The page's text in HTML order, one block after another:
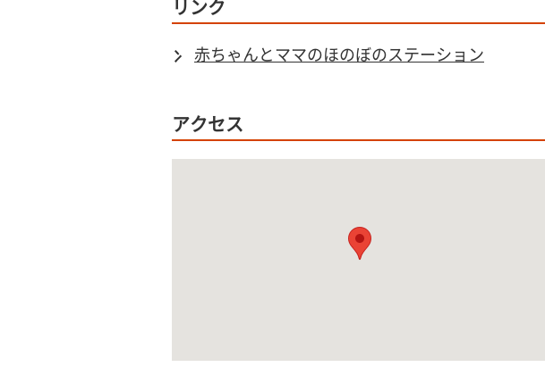
リンク
赤ちゃんとママのほのぼのステーション
アクセス